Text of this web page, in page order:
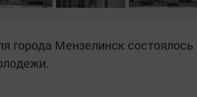
Мензелинск состоялось